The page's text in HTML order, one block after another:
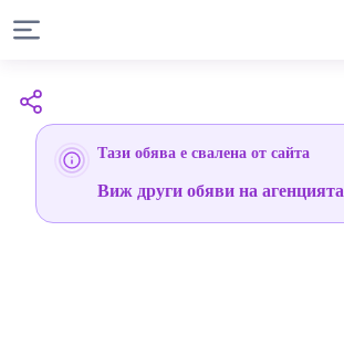
Тази обява е свалена от сайта
Виж други обяви на агенцията